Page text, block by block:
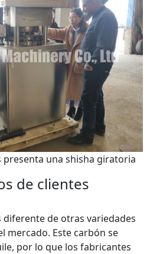
presenta una shisha giratoria
de clientes
diferente de otras variedades
mercado. Este carbón se
por lo que los fabricantes